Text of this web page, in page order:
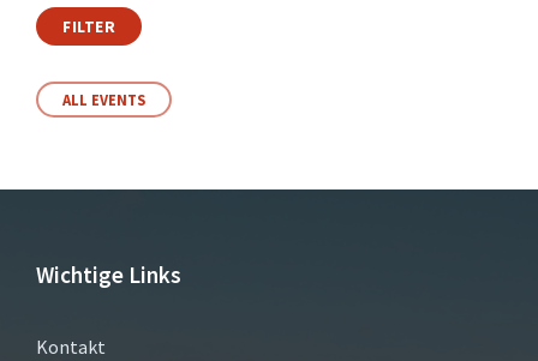
FILTER
ALL EVENTS
Wichtige Links
Kontakt